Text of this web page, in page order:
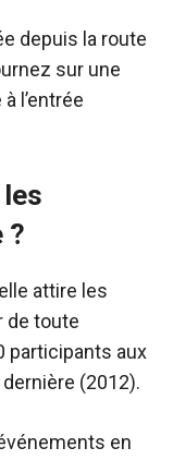
depuis la route
sur une
l’entrée
?
attire les
de toute
participants aux
(2012).
en